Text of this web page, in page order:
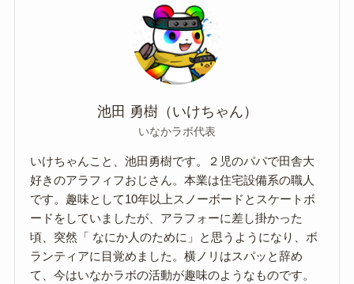
池田 勇樹（いけちゃん）
いなかラボ代表
いけちゃんこと、池田勇樹です。２児のパパで田舎大
好きのアラフィフおじさん。本業は住宅設備系の職人
です。趣味として10年以上スノーボードとスケートボ
ードをしていましたが、アラフォーに差し掛かった
頃、突然「 なにか人のために」と思うようになり、ボ
ランティアに目覚めました。横ノリはスパッと辞め
て、今はいなかラボの活動が趣味のようなものです。